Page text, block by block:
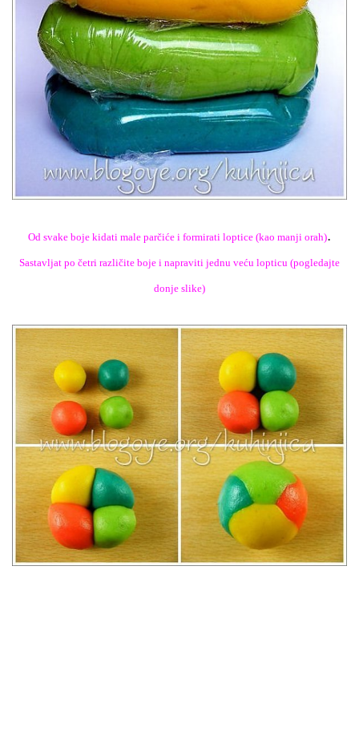
Od svake boje kidati male parčiće i formirati loptice (kao manji orah).
Sastavljat po četri različite boje i napraviti jednu veću lopticu (pogledajte
donje slike)